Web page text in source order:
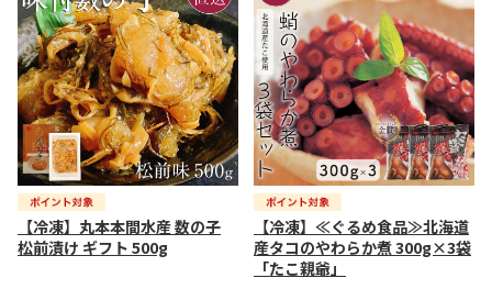
【冷凍】丸本本間水産 数の子
松前漬け ギフト 500g
【冷凍】≪ぐるめ食品≫北海道
産タコのやわらか煮 300g×3袋
「たこ親爺」